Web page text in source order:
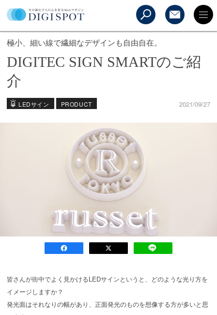
極小、細い線で繊細なデザインも自由自在。
DIGITEC SIGN SMARTのご紹
介
LEDサイン PRODUCT 2021/09/27
皆さんが街中でよく見かけるLEDサインというと、どのような光り方を
イメージしますか？
発光面はそれなりの幅があり、正面発光のものを想像する方が多いと思